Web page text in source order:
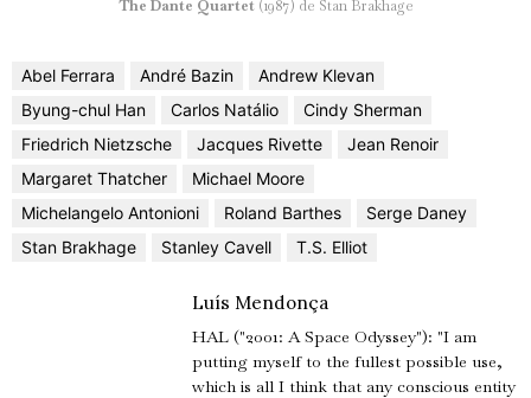
The Dante Quartet(1987) de Stan Brakhage
Abel Ferrara André Bazin
Andrew Klevan
Byung-chul Han
Carlos Natálio
Cindy Sherman
Friedrich Nietzsche
Jacques Rivette
Jean Renoir
Margaret Thatcher
Michael Moore
Michelangelo Antonioni
Roland Barthes
Serge Daney
Stan Brakhage
Stanley Cavell T.S. Elliot
Luís Mendonça
HAL ("2001: A Space Odyssey"): "I am
putting myself to the fullest possible use,
which is all I think that any conscious entity